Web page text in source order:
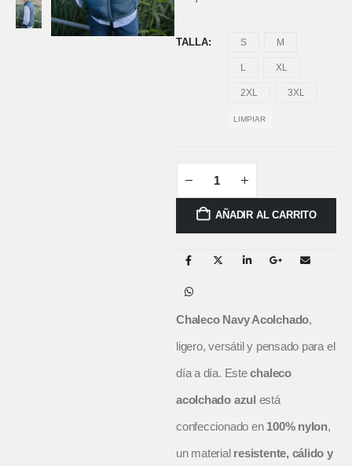
TALLA S M
L XL
2XL 3XL
LIMPIAR
AÑADIR AL CARRITO
Chaleco Navy Acolchado,
ligero, versátil y pensado para el
día a día. Estechaleco
acolchado azul está
confeccionado en 100% nylon,
un material resistente, cálido y